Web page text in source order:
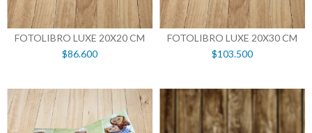
FOTOLIBRO LUXE 20X20 CM
$86.600
FOTOLIBRO LUXE 20X30 CM
$103.500